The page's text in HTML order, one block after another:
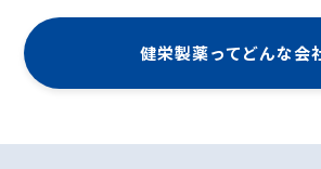
健栄製薬ってどんな会